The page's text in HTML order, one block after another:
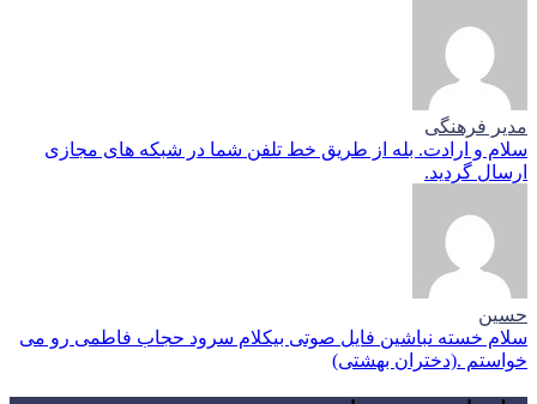
مدیر فرهنگی
سلام و ارادت. بله از طریق خط تلفن شما در شبکه های مجازی
ارسال گردید.
حسین
سلام خسته نباشین فایل صوتی بیکلام سرود حجاب فاطمی رو می
خواستم .(دختران بهشتی)